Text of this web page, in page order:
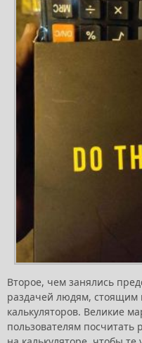
Второе, чем занялись
раздачей людям, стоящим
калькуляторов. Великие
пользователям посчитать